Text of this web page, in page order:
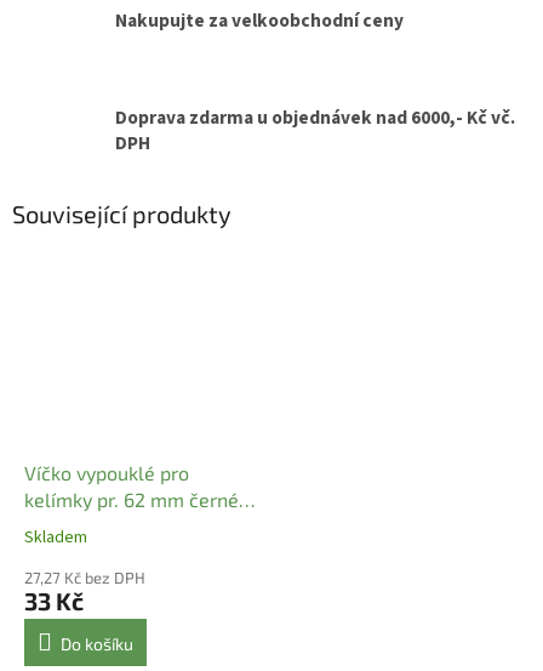
Nakupujte za velkoobchodní ceny
Doprava zdarma u objednávek nad 6000,- Kč vč.
DPH
Související produkty
Víčko vypouklé pro
kelímky pr. 62 mm černé
(50 ks)
Skladem
27,27 Kč bez DPH
33 Kč
Do košíku